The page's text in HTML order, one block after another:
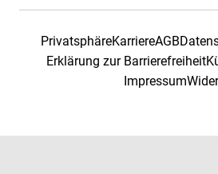
PrivatsphäreKarriereAGB
Erklärung zur Barrierefreiheit
Impressum